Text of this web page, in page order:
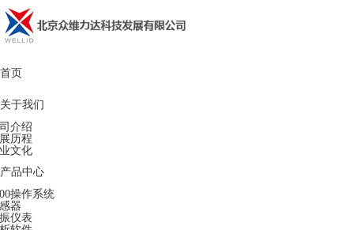
首页
关于我们
介绍
历程
文化
产品中心
操作系统
器
仪表